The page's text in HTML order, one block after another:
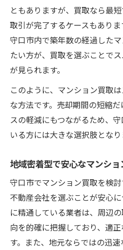
ともありますが、買取なら最
取引が完了するケースもありま
守口市内で築年数の経過した
たい方が、買取を選ぶことで
が見られます。
このように、マンション買取
な方法です。売却期間の短縮
スの軽減にもつながるため、
いる方には大きな選択肢となり
地域密着型で安心なマンシ
守口市でマンション買取を検
不動産会社を選ぶことが安心
に精通している業者は、周辺
向を的確に把握しており、適
す。また、地元ならではの迅